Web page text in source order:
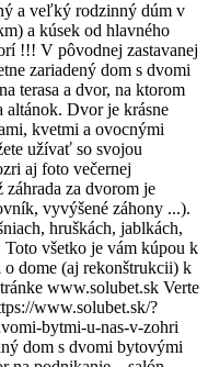
a veľký rodzinný dúm v
a kúsek od hlavného
!!! V pôvodnej zastavanej
zariadený dom s dvomi
terasa a dvor, na ktorom
altánok. Dvor je krásne
kvetmi a ovocnými
užívať so svojou
aj foto večernej
záhrada za dvorom je
vyvýšené záhony ...).
hruškách, jablkách,
Toto všetko je vám kúpou k
dome (aj rekonštrukcii) k
www.solubet.sk Verte
www.solubet.sk/?
bytmi-u-nas-v-zohri
dom s dvomi bytovými